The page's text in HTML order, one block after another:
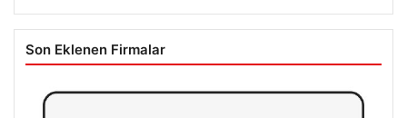
Son Eklenen Firmalar